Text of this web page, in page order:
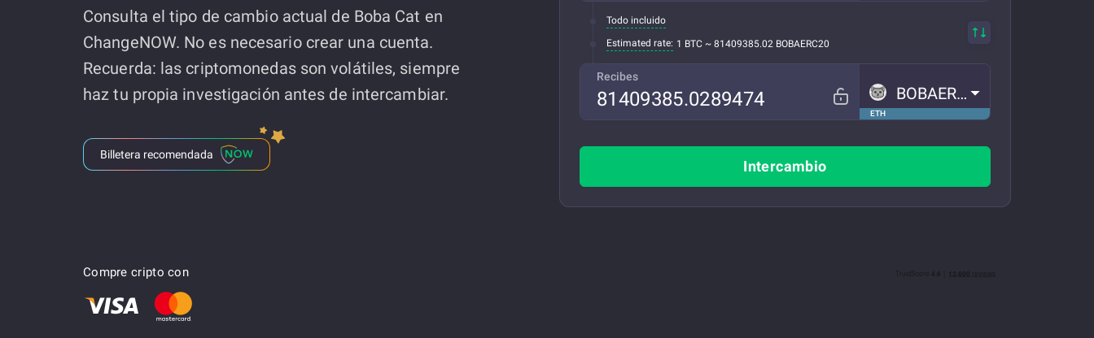
Consulta el tipo de cambio actual de Boba Cat en
ChangeNOW. No es necesario crear una cuenta.
Recuerda: las criptomonedas son volátiles, siempre
haz tu propia investigación antes de intercambiar.
Billetera recomendada
Todo incluido
Estimated rate: 1 BTC ~ 81409385.02 BOBAERC20
Recibes
ETH
BOBAERC20
Intercambio
Compre cripto con